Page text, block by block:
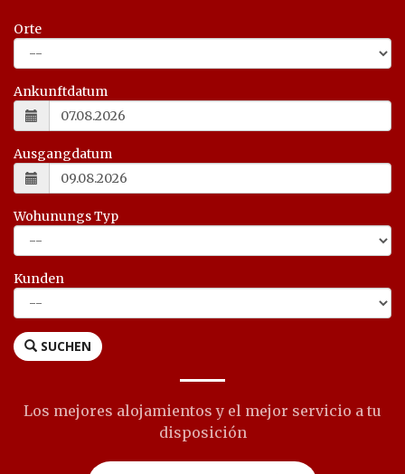
Orte
Ankunftdatum
Ausgangdatum
Wohunungs Typ
Kunden
SUCHEN
Los mejores alojamientos y el mejor servicio a tu
disposición